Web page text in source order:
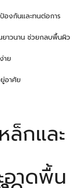
งกันและทนต่อการ
ยาวนาน ช่วยกลบพื้นผิว
าย
อาศัย
ล็กและ
อาดพื้น